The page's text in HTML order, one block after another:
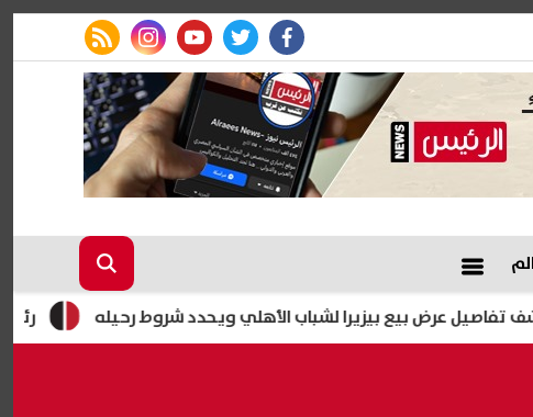
facebook
twitter
youtube
instagram
rss feed
رئيس شعبة عرض بيع بيزيرا لشباب الأهلي ويحدد شروط رحيله